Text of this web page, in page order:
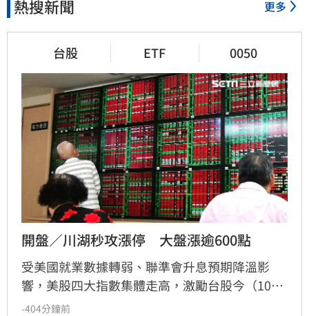
熱搜新聞 更多
台股 ETF 0050
開盤／川湖秒攻漲停　大盤漲逾600點
受美國就業數據轉弱、聯準會升息預期降溫影
響，美股四大指數集體走高，激勵台股今（10）
日強勢開盤。台積電領軍上漲20元，帶動加權指
-404分鐘前